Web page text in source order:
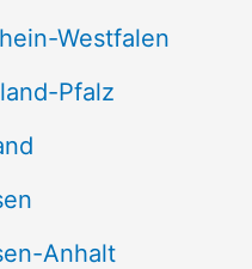
Westfalen
Pfalz
Anhalt